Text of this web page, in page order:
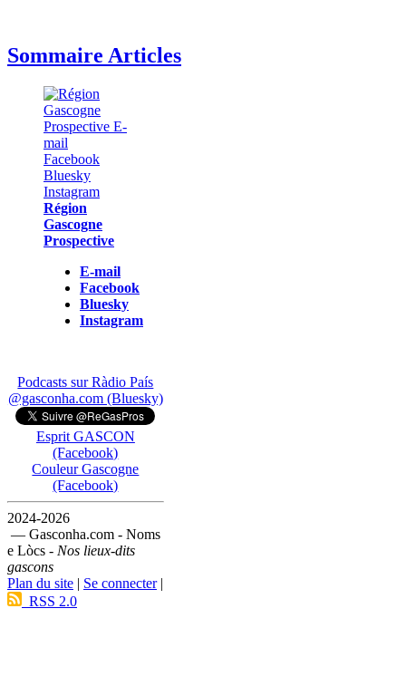
Sommaire Articles
Région
Gascogne
Prospective
E-mail
Facebook
Bluesky
Instagram
Podcasts sur Ràdio País
@gasconha.com (Bluesky)
Esprit GASCON
(Facebook)
Couleur Gascogne
(Facebook)
2024-2026
— Gasconha.com - Noms
e Lòcs - Nos lieux-dits
gascons
Plan du site | Se connecter|
RSS 2.0